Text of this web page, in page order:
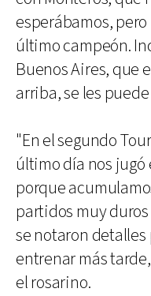
esperábamos, pero
último campeón.
Buenos Aires, que
arriba, se les
"En el segundo
último día nos
porque
partidos muy
se notaron
entrenar más
el rosarino.